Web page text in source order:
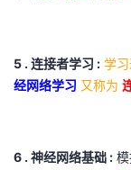
藏
5 . 连接者学习 : 学
经网络学习 又称为
6 . 神经网络基础 :